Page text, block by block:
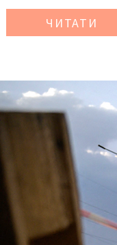
ЧИТАТИ